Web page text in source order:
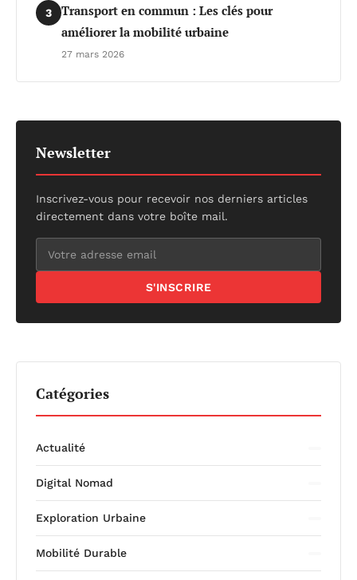
3
Transport en commun : Les clés pour
améliorer la mobilité urbaine
27 mars 2026
Newsletter
Inscrivez-vous pour recevoir nos derniers articles
directement dans votre boîte mail.
S'INSCRIRE
Catégories
Actualité
Digital Nomad
Exploration Urbaine
Mobilité Durable